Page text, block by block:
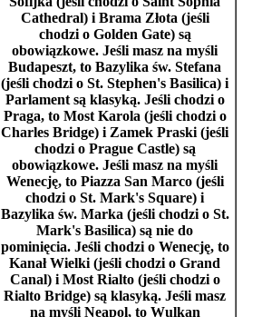
Cathedral) i Brama Złota (jeśli
chodzi o Golden Gate) są
obowiązkowe. Jeśli masz na myśli
Budapeszt, to Bazylika św. Stefana
(jeśli chodzi o St. Stephen's Basilica) i
Parlamentsą klasyką. Jeśli chodzi o
Praga, to Most Karola (jeśli chodzi o
Charles Bridge) i Zamek Praski (jeśli
chodzi o Prague Castle) są
obowiązkowe. Jeśli masz na myśli
Wenecję, to Piazza San Marco(jeśli
chodzi o St. Mark's Square) i
Bazylika św. Marka (jeśli chodzi o St.
Mark's Basilica) są nie do
pominięcia. Jeśli chodzi o Wenecję, to
Kanał Wielki (jeśli chodzi o Grand
Canal) i Most Rialto(jeśli chodzi o
Rialto Bridge) są klasyką. Jeśli masz
na myśli Neapol, to Wulkan